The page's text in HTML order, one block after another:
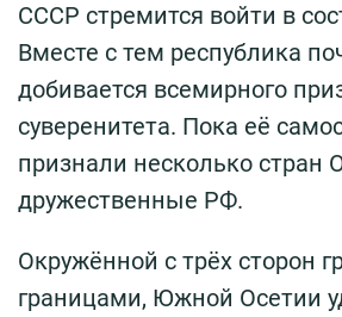
СССР стремится войти в
Вместе с тем республика
добивается всемирного
суверенитета. Пока её
признали несколько стран
дружественные РФ.
Окружённой с трёх сторон
границами, Южной Осетии